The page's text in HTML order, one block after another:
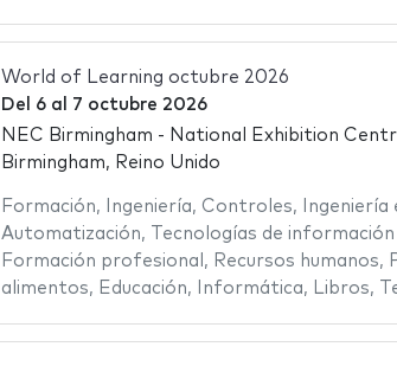
World of Learning octubre 2026
Del 6al 7 octubre 2026
NEC Birmingham - National Exhibition
Birmingham, Reino Unido
Formación, Ingeniería, Controles,
Automatización, Tecnologías de
Formación profesional , Recursos humanos,
alimentos, Educación, Informática, Libros,